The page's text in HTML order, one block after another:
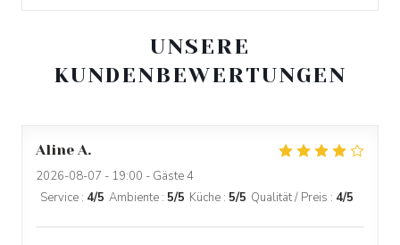
UNSERE
KUNDENBEWERTUNGEN
Aline A
2026-08-07 - 19:00 - Gäste 4
Service : 4/5 Ambiente : 5/5 Küche : 5/5 Qualität / Preis : 4/5